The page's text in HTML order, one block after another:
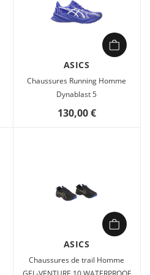
ASICS
Chaussures Running Homme
Dynablast 5
130,00 €
ASICS
Chaussures de trail Homme